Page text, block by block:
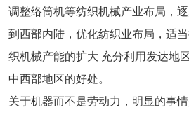
调整络筒机等纺织机械产业布局，
到西部内陆，优化纺织业布局，适
织机械产能的扩大 充分利用发达地
中西部地区的好处。
关于机器而不是劳动力，明显的事